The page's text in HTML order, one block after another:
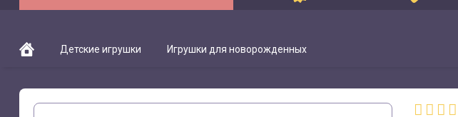
Детские игрушки Игрушки для новорожденных